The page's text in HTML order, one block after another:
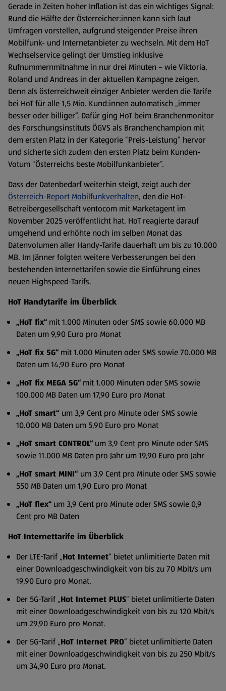
Gerade in Zeiten hoher Inflation ist das ein wichtiges Signal:
Rund die Hälfte der Österreicher:innen kann sich laut
Umfragen vorstellen, aufgrund steigender Preise ihren
Mobilfunk- und Internetanbieter zu wechseln. Mit dem HoT
Wechselservice gelingt der Umstieg inklusive
Rufnummernmitnahme in nur drei Minuten – wie Viktoria,
Roland und Andreas in der aktuellen Kampagne zeigen.
Denn als österreichweit einziger Anbieter werden die Tarife
bei HoT für alle 1,5 Mio. Kund:innen automatisch „immer
besser oder billiger“. Dafür ging HoT beim Branchenmonitor
des Forschungsinstituts ÖGVS als Branchenchampion mit
dem ersten Platz in der Kategorie “Preis-Leistung” hervor
und sicherte sich zudem den ersten Platz beim Kunden-
Votum “Österreichs beste Mobilfunkanbieter”.
Dass der Datenbedarf weiterhin steigt, zeigt auch der
Österreich-Report Mobilfunkverhalten, den die HoT-
Betreibergesellschaft ventocom mit Marketagent im
November 2025 veröffentlicht hat. HoT reagierte darauf
umgehend und erhöhte noch im selben Monat das
Datenvolumen aller Handy-Tarife dauerhaft um bis zu 10.000
MB. Im Jänner folgten weitere Verbesserungen bei den
bestehenden Internettarifen sowie die Einführung eines
neuen Highspeed-Tarifs.
HoT Handytarife im Überblick
„HoT fix“ mit 1.000 Minuten oder SMS sowie 60.000 MB
Daten um 9,90 Euro pro Monat
„HoT fix 5G“ mit 1.000 Minuten oder SMS sowie 70.000 MB
Daten um 14,90 Euro pro Monat
„HoT fix MEGA 5G“ mit 1.000 Minuten oder SMS sowie
100.000 MB Daten um 17,90 Euro pro Monat
„HoT smart“ um 3,9 Cent pro Minute oder SMS sowie
10.000 MB Daten um 5,90 Euro pro Monat
„HoT smart CONTROL“ um 3,9 Cent pro Minute oder SMS
sowie 11.000 MB Daten pro Jahr um 19,90 Euro pro Jahr
„HoT smart MINI“ um 3,9 Cent pro Minute oder SMS sowie
550 MB Daten um 1,90 Euro pro Monat
„HoT flex“ um 3,9 Cent pro Minute oder SMS sowie 0,9
Cent pro MB Daten
HoT Internettarife im Überblick
Der LTE-Tarif „Hot Internet“ bietet unlimitierte Daten mit
einer Downloadgeschwindigkeit von bis zu 70 Mbit/s um
19,90 Euro pro Monat.
Der 5G-Tarif „Hot Internet PLUS“ bietet unlimitierte Daten
mit einer Downloadgeschwindigkeit von bis zu 120 Mbit/s
um 29,90 Euro pro Monat.
Der 5G-Tarif „HoT Internet PRO“ bietet unlimitierte Daten
mit einer Downloadgeschwindigkeit von bis zu 250 Mbit/s
um 34,90 Euro pro Monat.